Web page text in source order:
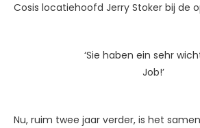
Cosis locatiehoofd Jerry Stoker bij de
‘Sie haben ein sehr
Job!’
Nu, ruim twee jaar verder, is het